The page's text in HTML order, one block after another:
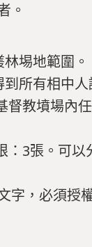
。
埸地範圍。
所有相中
督教墳場內
：3張。可
字，必須授